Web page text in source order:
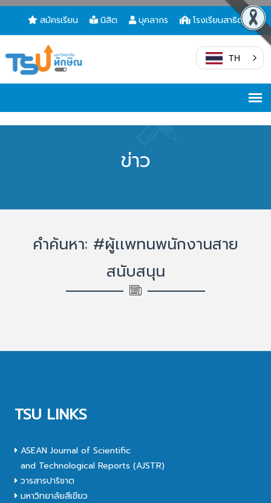
สมัครเรียน นิสิต บุคลากร โรงเรียนสาธิต
TH
ข่าว
คำค้นหา: #ผู้เเพทนพนักงานสาย
สนับสนุน
TSU LINKS
ASEAN Journal of Scientific
and Technological Reports (AJSTR)
วารสารปาริชาต
มหาวิทยาลัยสีเขียว